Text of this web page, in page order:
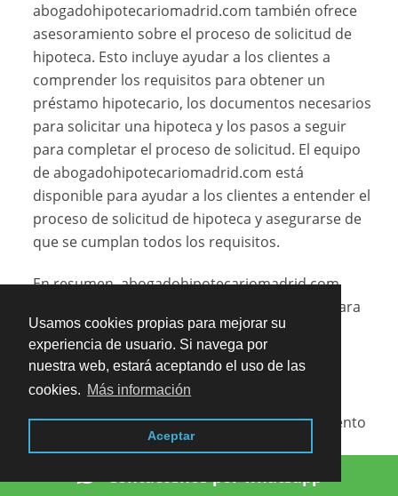
Usamos cookies propias para mejorar su
experiencia de usuario. Si navega por
nuestra web, estará aceptando el uso de las
cookies. Más información
Aceptar
abogadohipotecariomadrid.com también ofrece
asesoramiento sobre el proceso de solicitud de
hipoteca. Esto incluye ayudar a los clientes a
comprender los requisitos para obtener un
préstamo hipotecario, los documentos necesarios
para solicitar una hipoteca y los pasos a seguir
para completar el proceso de solicitud. El equipo
de abogadohipotecariomadrid.com está
disponible para ayudar a los clientes a entender el
proceso de solicitud de hipoteca y asegurarse de
que se cumplan todos los requisitos.
En resumen, abogadohipotecariomadrid.com
ofrece un servicio de mediación hipotecaria para
ayudar a sus clientes a encontrar la mejor
solución para sus necesidades financieras. El
servicio de mediación hipotecaria ofrece una
amplia gama de opciones para satisfacer sus
necesidades financieras, así como asesoramiento
para ayudar a los clientes a tomar la mejor
proceso de solicitud de hipoteca. Si está buscando
Contáctenos por whatsapp